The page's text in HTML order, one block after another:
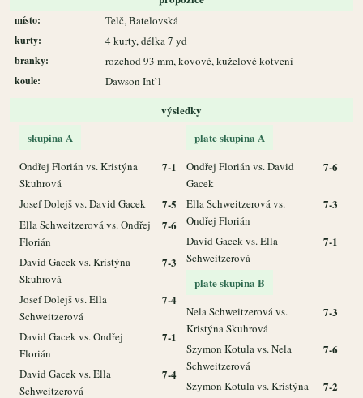
místo: Telč, Batelovská
kurty: 4 kurty, délka 7 yd
branky: rozchod 93 mm, kovové, kuželové kotvení
koule: Dawson Int`l
výsledky
skupina A
Ondřej Florián vs. Kristýna
Skuhrová
7-1
Josef Dolejš vs. David Gacek 7-5
Ella Schweitzerová vs. Ondřej
Florián
7-6
David Gacek vs. Kristýna
Skuhrová
7-3
Josef Dolejš vs. Ella
Schweitzerová
7-4
David Gacek vs. Ondřej
Florián
7-1
David Gacek vs. Ella
Schweitzerová
7-4
plate skupina A
Ondřej Florián vs. David
Gacek
7-6
Ella Schweitzerová vs.
Ondřej Florián
7-3
David Gacek vs. Ella
Schweitzerová
7-1
plate skupina B
Nela Schweitzerová vs.
Kristýna Skuhrová
7-3
Szymon Kotula vs. Nela
Schweitzerová
7-6
Szymon Kotula vs. Kristýna
7-2